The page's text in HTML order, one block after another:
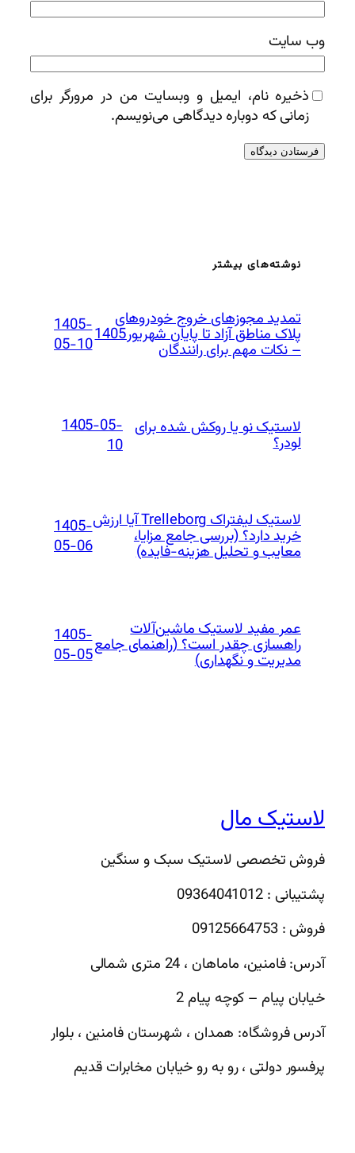
وب‌ سایت
ذخیره نام، ایمیل و وبسایت من در مرورگر برای
زمانی که دوباره دیدگاهی می‌نویسم.
نوشته‌های بیشتر
تمدید مجوزهای خروج خودروهای
پلاک مناطق آزاد تا پایان شهریور 1405
– نکات مهم برای رانندگان
1405-
05-10
لاستیک نو یا روکش شده برای
لودر؟
1405-05-
10
لاستیک لیفتراک Trelleborg آیا ارزش
خرید دارد؟ (بررسی جامع مزایا،
معایب و تحلیل هزینه-فایده)
1405-
05-06
عمر مفید لاستیک ماشین‌آلات
راهسازی چقدر است؟ (راهنمای جامع
مدیریت و نگهداری)
1405-
05-05
لاستیک مال
فروش تخصصی لاستیک سبک و سنگین
پشتیبانی : 09364041012
فروش : 09125664753
آدرس: فامنین، ماماهان ، 24 متری شمالی
خیابان پیام – کوچه پیام 2
آدرس فروشگاه: همدان ، شهرستان فامنین ، بلوار
پرفسور دولتی ، رو به رو خیابان مخابرات قدیم